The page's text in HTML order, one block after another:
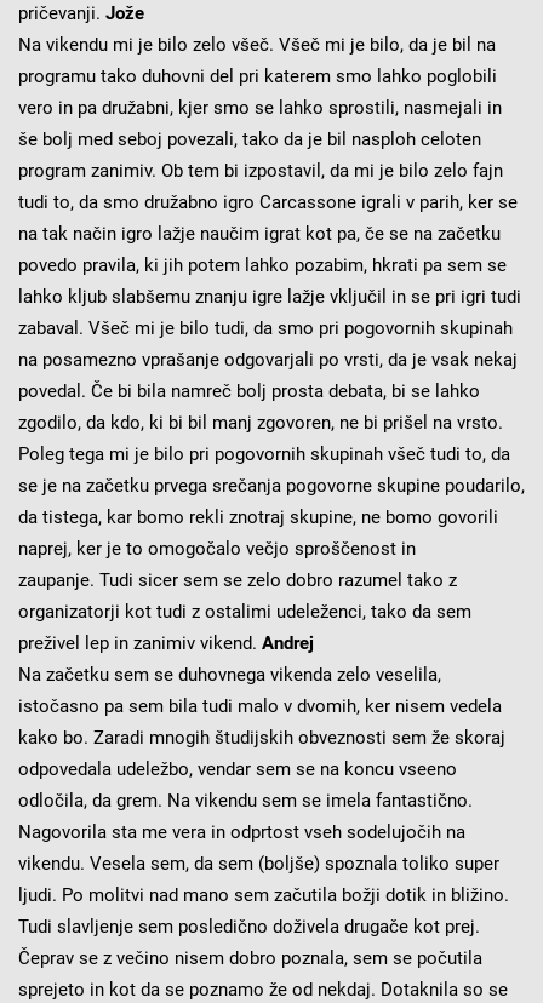
pričevanji. Jože
Na vikendu mi je bilo zelo všeč. Všeč mi je bilo, da je bil na
programu tako duhovni del pri katerem smo lahko poglobili
vero in pa družabni, kjer smo se lahko sprostili, nasmejali in
še bolj med seboj povezali, tako da je bil nasploh celoten
program zanimiv. Ob tem bi izpostavil, da mi je bilo zelo fajn
tudi to, da smo družabno igro Carcassone igrali v parih, ker se
na tak način igro lažje naučim igrat kot pa, če se na začetku
povedo pravila, ki jih potem lahko pozabim, hkrati pa sem se
lahko kljub slabšemu znanju igre lažje vključil in se pri igri tudi
zabaval. Všeč mi je bilo tudi, da smo pri pogovornih skupinah
na posamezno vprašanje odgovarjali po vrsti, da je vsak nekaj
povedal. Če bi bila namreč bolj prosta debata, bi se lahko
zgodilo, da kdo, ki bi bil manj zgovoren, ne bi prišel na vrsto.
Poleg tega mi je bilo pri pogovornih skupinah všeč tudi to, da
se je na začetku prvega srečanja pogovorne skupine poudarilo,
da tistega, kar bomo rekli znotraj skupine, ne bomo govorili
naprej, ker je to omogočalo večjo sproščenost in
zaupanje. Tudi sicer sem se zelo dobro razumel tako z
organizatorji kot tudi z ostalimi udeleženci, tako da sem
preživel lep in zanimiv vikend. Andrej
Na začetku sem se duhovnega vikenda zelo veselila,
istočasno pa sem bila tudi malo v dvomih, ker nisem vedela
kako bo. Zaradi mnogih študijskih obveznosti sem že skoraj
odpovedala udeležbo, vendar sem se na koncu vseeno
odločila, da grem. Na vikendu sem se imela fantastično.
Nagovorila sta me vera in odprtost vseh sodelujočih na
vikendu. Vesela sem, da sem (boljše) spoznala toliko super
ljudi. Po molitvi nad mano sem začutila božji dotik in bližino.
Tudi slavljenje sem posledično doživela drugače kot prej.
Čeprav se z večino nisem dobro poznala, sem se počutila
sprejeto in kot da se poznamo že od nekdaj. Dotaknila so se